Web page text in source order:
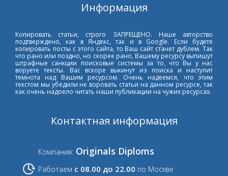
Информация
Копировать статьи, строго ЗАПРЕЩЕНО. Наше авторство
подтверждено, как в Яндекс, так и в Google. Если будете
копировать посты с этого сайта, то Ваш сайт станет дублем. Так
что рано или поздно, но скорее рано, Вашему ресурсу выпишут
штрафные санкции поисковые системы за то, что Вы у нас
воруете тексты. Вас вскоре выкинут из поиска и наступит
темнота над Вашим ресурсом. Очень надеемся, что этим
текстом мы убедили не воровать статьи на данном ресурсе, так
как очень надоело читать наши публикации на чужих ресурсах.
Контактная информация
Компания: Originals Diploms
Работаем с 08.00 до 22.00 по Москве